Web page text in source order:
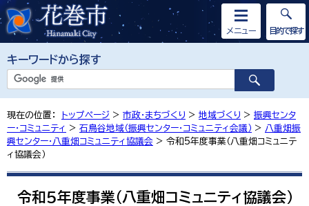
キーワードから探す
メニュー 目的で探す
現在の位置： トップページ > 市政・まちづくり > 地域づくり > 振興センタ
ー・コミュニティ > 石鳥谷地域（振興センター・コミュニティ会議） > 八重畑振
興センター・八重畑コミュニティ協議会 > 令和5年度事業（八重畑コミュニテ
ィ協議会）
令和5年度事業（八重畑コミュニティ協議会）